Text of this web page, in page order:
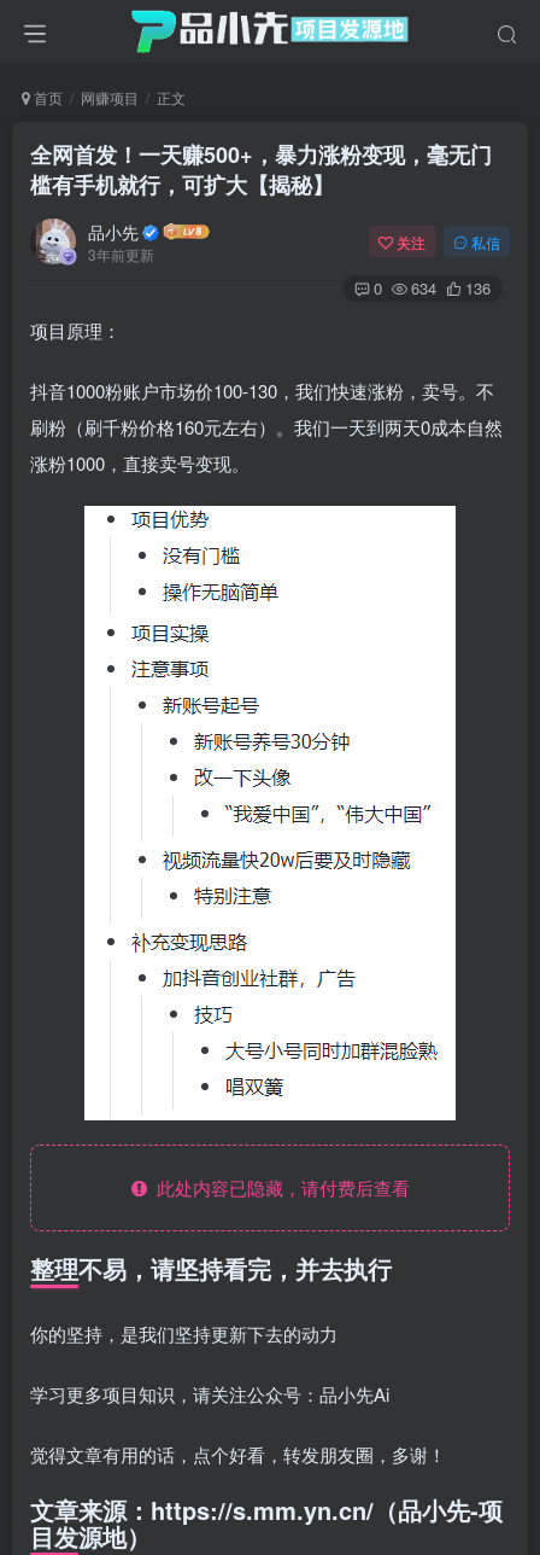
首页 网赚项目 正文
全网首发！一天赚500+，暴力涨粉变现，毫无门
槛有手机就行，可扩大【揭秘】
品小先
3年前更新
关注 私信
0 634 136
项目原理：
抖音1000粉账户市场价100-130，我们快速涨粉，卖号。不
刷粉（刷千粉价格160元左右）。我们一天到两天0成本自然
涨粉1000，直接卖号变现。
此处内容已隐藏，请付费后查看
整理不易，请坚持看完，并去执行
你的坚持，是我们坚持更新下去的动力
学习更多项目知识，请关注公众号：品小先Ai
觉得文章有用的话，点个好看，转发朋友圈，多谢！
文章来源：https://s.mm.yn.cn/（品小先-项
目发源地）